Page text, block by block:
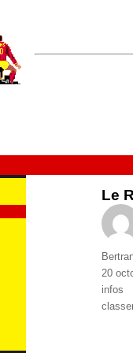
Le
Auteur
Publié
le
20
infos